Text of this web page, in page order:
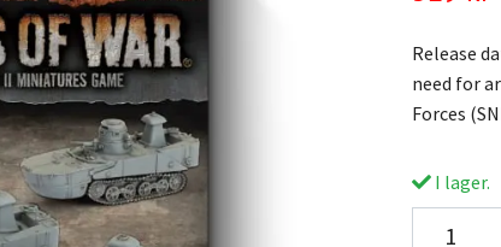
Release
need for
Forces
I lager.